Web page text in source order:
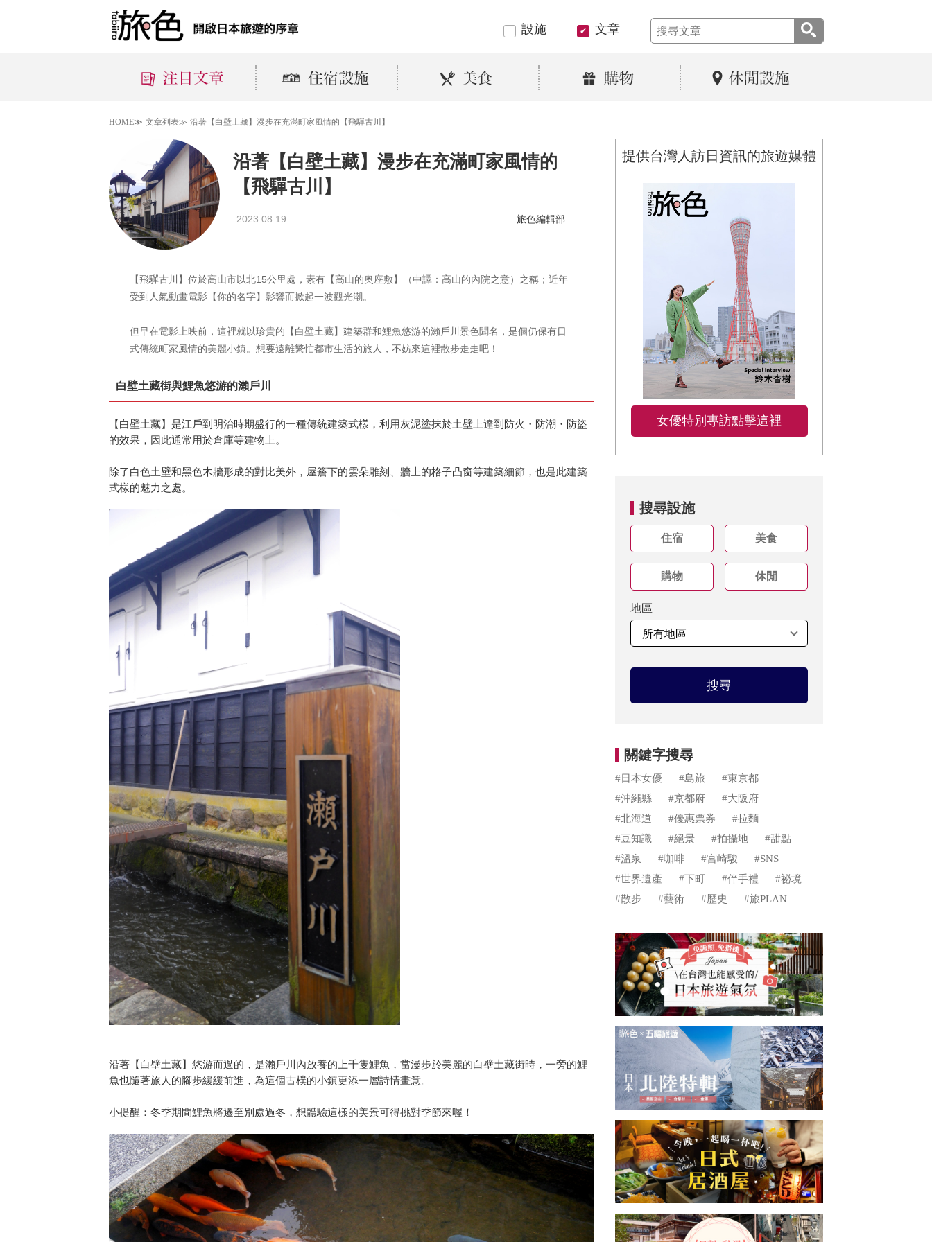
設施 文章
HOME≫ 文章列表≫ 沿著【白壁土藏】漫步在充滿町家風情的【飛驒古川】
沿著【白壁土藏】漫步在充滿町家風情的
【飛驒古川】
2023.08.19 旅色編輯部
【飛驒古川】位於高山市以北15公里處，素有【高山的奥座敷】（中譯：高山的內院之意）之稱；近年
受到人氣動畫電影【你的名字】影響而掀起一波觀光潮。
但早在電影上映前，這裡就以珍貴的【白壁土藏】建築群和鯉魚悠游的瀨戶川景色聞名，是個仍保有日
式傳統町家風情的美麗小鎮。想要遠離繁忙都市生活的旅人，不妨來這裡散步走走吧！
白壁土藏街與鯉魚悠游的瀨戶川
【白壁土藏】是江戶到明治時期盛行的一種傳統建築式樣，利用灰泥塗抹於土壁上達到防火・防潮・防盜
的效果，因此通常用於倉庫等建物上。
除了白色土壁和黑色木牆形成的對比美外，屋簷下的雲朵雕刻、牆上的格子凸窗等建築細節，也是此建築
式樣的魅力之處。
沿著【白壁土藏】悠游而過的，是瀨戶川內放養的上千隻鯉魚，當漫步於美麗的白壁土藏街時，一旁的鯉
魚也隨著旅人的腳步緩緩前進，為這個古樸的小鎮更添一層詩情畫意。
小提醒：冬季期間鯉魚將遷至別處過冬，想體驗這樣的美景可得挑對季節來喔！
提供台灣人訪日資訊的旅遊媒體
女優特別專訪點擊這裡
搜尋設施
住宿 美食
購物 休閒
地區
搜尋
關鍵字搜尋
#日本女優 #島旅
#東京都
#沖繩縣
#京都府
#大阪府
#北海道
#優惠票券
#拉麵
#豆知識
#絕景 #拍攝地
#甜點
#溫泉
#咖啡 #宮崎駿
#SNS
#世界遺產
#下町 #伴手禮
#祕境
#散步
#藝術 #歷史 #旅PLAN